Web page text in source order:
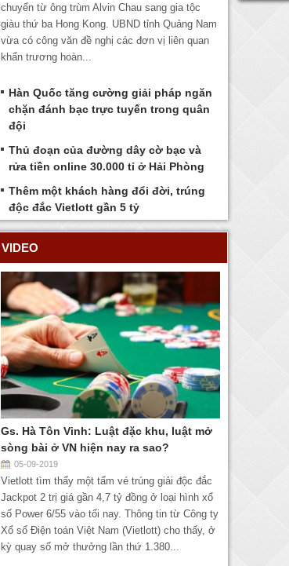
chuyển từ ông trùm Alvin Chau sang gia tộc
giàu thứ ba Hong Kong. UBND tỉnh Quảng Nam
vừa có công văn đề nghị các đơn vị liên quan
khẩn trương hoàn...
Hàn Quốc tăng cường giải pháp ngăn
chặn đánh bạc trực tuyến trong quân
đội
Thủ đoạn của đường dây cờ bạc và
rửa tiền online 30.000 tỉ ở Hải Phòng
Thêm một khách hàng đổi đời, trúng
độc đắc Vietlott gần 5 tỷ
VIDEO
Gs. Hà Tôn Vinh: Luật đặc khu, luật mở
sòng bài ở VN hiện nay ra sao?
05-09-2019
Vietlott tìm thấy một tấm vé trúng giải độc đắc
Jackpot 2 trị giá gần 4,7 tỷ đồng ở loại hình xổ
số Power 6/55 vào tối nay. Thông tin từ Công ty
Xổ số Điện toán Việt Nam (Vietlott) cho thấy, ở
kỳ quay số mở thưởng lần thứ 1.380...